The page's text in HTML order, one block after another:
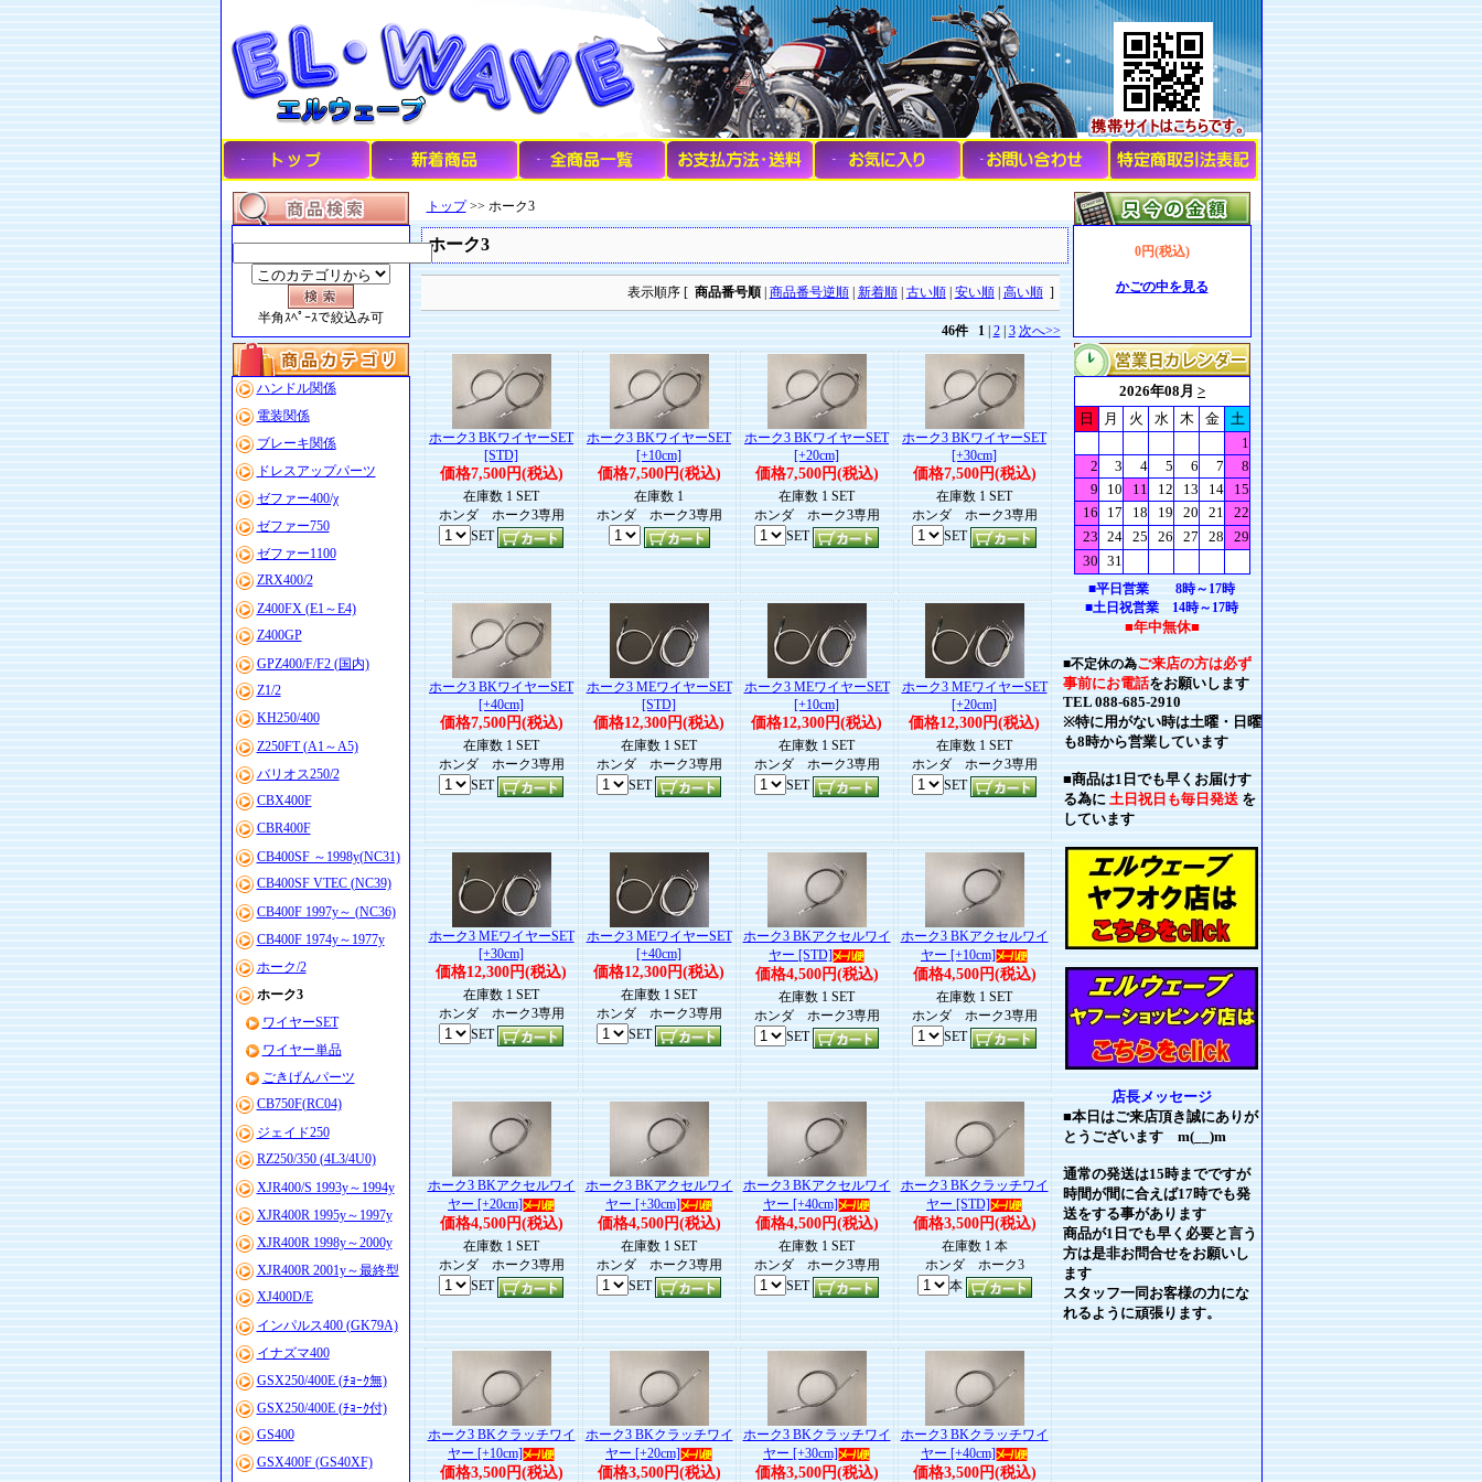
半角ｽﾍﾟｰｽで絞込み可
ハンドル関係
電装関係
ブレーキ関係
ドレスアップパーツ
ゼファー400/χ
ゼファー750
ゼファー1100
ZRX400/2
Z400FX (E1～E4)
Z400GP
GPZ400/F/F2 (国内)
Z1/2
KH250/400
Z250FT (A1～A5)
バリオス250/2
CBX400F
CBR400F
CB400SF ～1998y(NC31)
CB400SF VTEC (NC39)
CB400F 1997y～ (NC36)
CB400F 1974y～1977y
ホーク/2
ホーク3
ワイヤーSET
ワイヤー単品
ごきげんパーツ
CB750F(RC04)
ジェイド250
RZ250/350 (4L3/4U0)
XJR400/S 1993y～1994y
XJR400R 1995y～1997y
XJR400R 1998y～2000y
XJR400R 2001y～最終型
XJ400D/E
インパルス400 (GK79A)
イナズマ400
GSX250/400E (ﾁｮｰｸ無)
GSX250/400E (ﾁｮｰｸ付)
GS400
GSX400F (GS40XF)
トップ>> ホーク3
ホーク3
表示順序 [ 商品番号順| 商品番号逆順| 新着順| 古い順| 安い順| 高い順]
46件 1| 2| 3 次へ>>
ホーク3 BKワイヤーSET
[STD]
価格7,500円(税込)
在庫数 1 SET
ホンダ ホーク3専用
SET
ホーク3 BKワイヤーSET
[+10cm]
価格7,500円(税込)
在庫数 1
ホンダ ホーク3専用
ホーク3 BKワイヤーSET
[+20cm]
価格7,500円(税込)
在庫数 1 SET
ホンダ ホーク3専用
SET
ホーク3 BKワイヤーSET
[+30cm]
価格7,500円(税込)
在庫数 1 SET
ホンダ ホーク3専用
SET
ホーク3 BKワイヤーSET
[+40cm]
価格7,500円(税込)
在庫数 1 SET
ホンダ ホーク3専用
SET
ホーク3 MEワイヤーSET
[STD]
価格12,300円(税込)
在庫数 1 SET
ホンダ ホーク3専用
SET
ホーク3 MEワイヤーSET
[+10cm]
価格12,300円(税込)
在庫数 1 SET
ホンダ ホーク3専用
SET
ホーク3 MEワイヤーSET
[+20cm]
価格12,300円(税込)
在庫数 1 SET
ホンダ ホーク3専用
SET
ホーク3 MEワイヤーSET
[+30cm]
価格12,300円(税込)
在庫数 1 SET
ホンダ ホーク3専用
SET
ホーク3 MEワイヤーSET
[+40cm]
価格12,300円(税込)
在庫数 1 SET
ホンダ ホーク3専用
SET
ホーク3 BKアクセルワイ
ヤー [STD]
価格4,500円(税込)
在庫数 1 SET
ホンダ ホーク3専用
SET
ホーク3 BKアクセルワイ
ヤー [+10cm]
価格4,500円(税込)
在庫数 1 SET
ホンダ ホーク3専用
SET
ホーク3 BKアクセルワイ
ヤー [+20cm]
価格4,500円(税込)
在庫数 1 SET
ホンダ ホーク3専用
SET
ホーク3 BKアクセルワイ
ヤー [+30cm]
価格4,500円(税込)
在庫数 1 SET
ホンダ ホーク3専用
SET
ホーク3 BKアクセルワイ
ヤー [+40cm]
価格4,500円(税込)
在庫数 1 SET
ホンダ ホーク3専用
SET
ホーク3 BKクラッチワイ
ヤー [STD]
価格3,500円(税込)
在庫数 1 本
ホンダ ホーク3
本
ホーク3 BKクラッチワイ
ヤー [+10cm]
価格3,500円(税込)
ホーク3 BKクラッチワイ
ヤー [+20cm]
価格3,500円(税込)
ホーク3 BKクラッチワイ
ヤー [+30cm]
価格3,500円(税込)
ホーク3 BKクラッチワイ
ヤー [+40cm]
価格3,500円(税込)
0円(税込)
かごの中を見る
■平日営業 8時～17時
■土日祝営業 14時～17時
■年中無休■
■不定休の為ご来店の方は必ず
事前にお電話をお願いします
TEL 088-685-2910
※特に用がない時は土曜・日曜
も8時から営業しています
■商品は1日でも早くお届けす
る為に 土日祝日も毎日発送 を
しています
店長メッセージ
■本日はご来店頂き誠にありが
とうございます m(__)m
通常の発送は15時までですが
時間が間に合えば17時でも発
送をする事があります
商品が1日でも早く必要と言う
方は是非お問合せをお願いし
ます
スタッフ一同お客様の力にな
れるように頑張ります。